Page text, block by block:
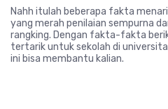
Nahh itulah beberapa fakta
yang merah penilaian sempurna
rangking. Dengan fakta-fakta
tertarik untuk sekolah di
ini bisa membantu kalian.